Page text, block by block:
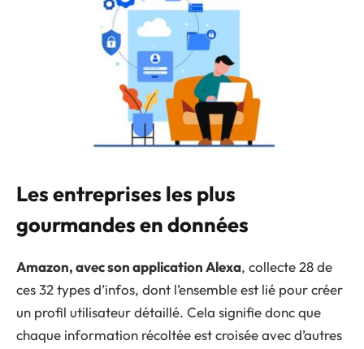
Les entreprises les plus
gourmandes en données
Amazon, avec son application Alexa, collecte 28 de
ces 32 types d’infos, dont l’ensemble est lié pour créer
un profil utilisateur détaillé. Cela signifie donc que
chaque information récoltée est croisée avec d’autres